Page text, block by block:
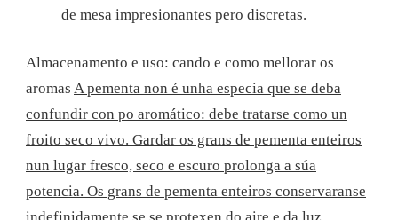
de mesa impresionantes pero discretas.
Almacenamento e uso: cando e como mellorar os
aromas A pementa non é unha especia que se deba
confundir con po aromático: debe tratarse como un
froito seco vivo. Gardar os grans de pementa enteiros
nun lugar fresco, seco e escuro prolonga a súa
potencia. Os grans de pementa enteiros conservaranse